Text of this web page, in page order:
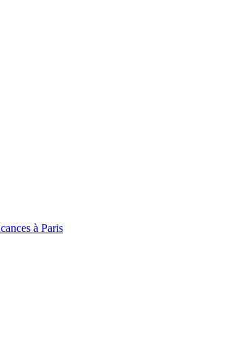
à Paris